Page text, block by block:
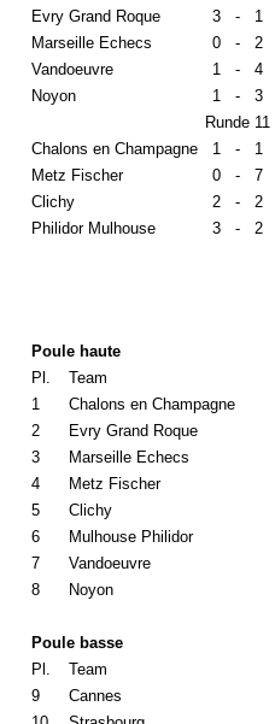
Evry Grand Roque
3 - 1
Marseille Echecs
0 - 2
Vandoeuvre
1 - 4
Noyon
1 - 3
Runde 11
Chalons en Champagne
1 - 1
Metz Fischer
0 - 7
Clichy
2 - 2
Philidor Mulhouse
3 - 2
Poule haute
Pl.
Team
1
Chalons en Champagne
2
Evry Grand Roque
3
Marseille Echecs
4
Metz Fischer
5
Clichy
6
Mulhouse Philidor
7
Vandoeuvre
8
Noyon
Poule basse
Pl.
Team
9
Cannes